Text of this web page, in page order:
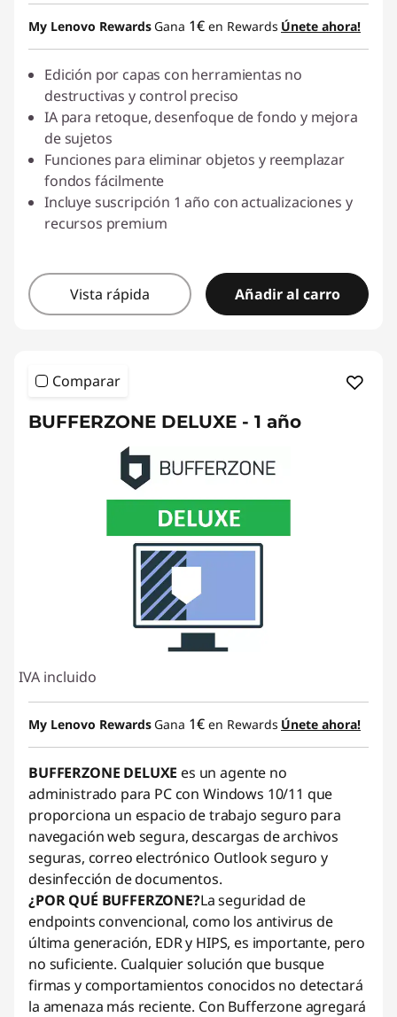
My Lenovo Rewards Gana 1€ en Rewards Únete ahora!
Edición por capas con herramientas no
destructivas y control preciso
IA para retoque, desenfoque de fondo y mejora
de sujetos
Funciones para eliminar objetos y reemplazar
fondos fácilmente
Incluye suscripción 1 año con actualizaciones y
recursos premium
Vista rápida Añadir al carro
Comparar
BUFFERZONE DELUXE - 1 año
IVA incluido
My Lenovo Rewards Gana 1€ en Rewards Únete ahora!
BUFFERZONE DELUXE es un agente no
administrado para PC con Windows 10/11 que
proporciona un espacio de trabajo seguro para
navegación web segura, descargas de archivos
seguras, correo electrónico Outlook seguro y
desinfección de documentos.
¿POR QUÉ BUFFERZONE?La seguridad de
endpoints convencional, como los antivirus de
última generación, EDR y HIPS, es importante, pero
no suficiente. Cualquier solución que busque
firmas y comportamientos conocidos no detectará
la amenaza más reciente. Con Bufferzone agregará